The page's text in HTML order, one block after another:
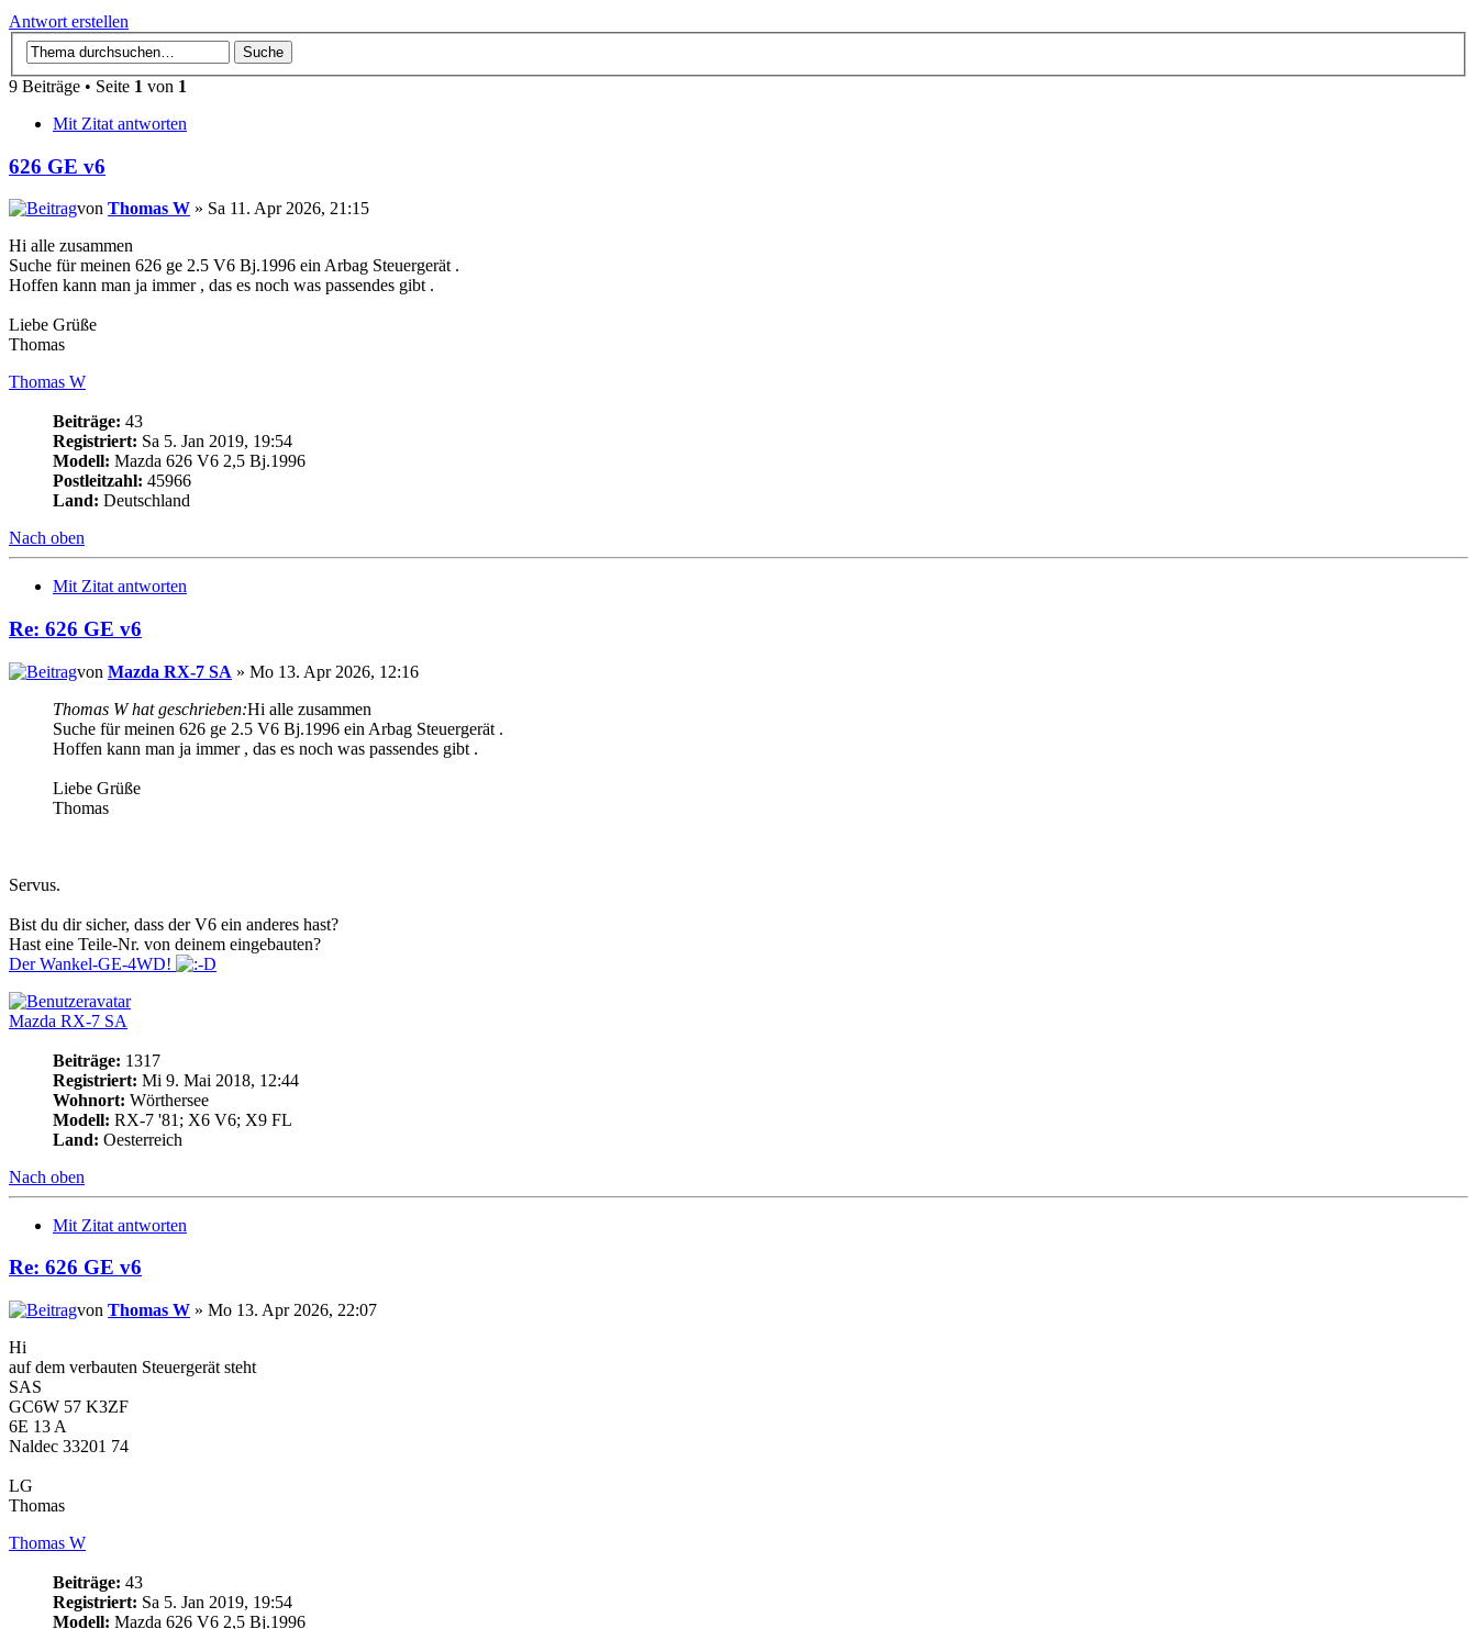
Antwort erstellen
9 Beiträge • Seite 1 von 1
Mit Zitat antworten
626 GE v6
von Thomas W » Sa 11. Apr 2026, 21:15
Hi alle zusammen
Suche für meinen 626 ge 2.5 V6 Bj.1996 ein Arbag Steuergerät .
Hoffen kann man ja immer , das es noch was passendes gibt .
Liebe Grüße
Thomas
Thomas W
Beiträge: 43
Registriert: Sa 5. Jan 2019, 19:54
Modell: Mazda 626 V6 2,5 Bj.1996
Postleitzahl: 45966
Land: Deutschland
Nach oben
Mit Zitat antworten
Re: 626 GE v6
von Mazda RX-7 SA » Mo 13. Apr 2026, 12:16
Thomas W hat geschrieben:Hi alle zusammen
Suche für meinen 626 ge 2.5 V6 Bj.1996 ein Arbag Steuergerät .
Hoffen kann man ja immer , das es noch was passendes gibt .
Liebe Grüße
Thomas
Servus.
Bist du dir sicher, dass der V6 ein anderes hast?
Hast eine Teile-Nr. von deinem eingebauten?
Der Wankel-GE-4WD!
Mazda RX-7 SA
Beiträge: 1317
Registriert: Mi 9. Mai 2018, 12:44
Wohnort: Wörthersee
Modell: RX-7 '81; X6 V6; X9 FL
Land: Oesterreich
Nach oben
Mit Zitat antworten
Re: 626 GE v6
von Thomas W » Mo 13. Apr 2026, 22:07
Hi
auf dem verbauten Steuergerät steht
SAS
GC6W 57 K3ZF
6E 13 A
Naldec 33201 74
LG
Thomas
Thomas W
Beiträge: 43
Registriert: Sa 5. Jan 2019, 19:54
Modell: Mazda 626 V6 2,5 Bj.1996